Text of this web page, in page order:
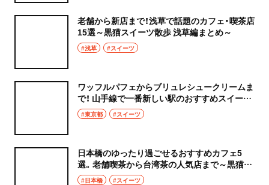
老舗から新店まで！浅草で話題のカフェ・喫茶店
15選～黒猫スイーツ散歩 浅草編まとめ～
#浅草 #スイーツ
ワッフルパフェからブリュレシュークリームま
で！ 山手線で一番新しい駅のおすすめスイーツ
4選～黒猫スイーツ散歩 高輪ゲートウェイ編ま
とめ～
#東京都 #スイーツ
日本橋のゆったり過ごせるおすすめカフェ5
選。老舗喫茶から台湾茶の人気店まで～黒猫ス
イーツ散歩 日本橋編まとめ～
#日本橋 #スイーツ